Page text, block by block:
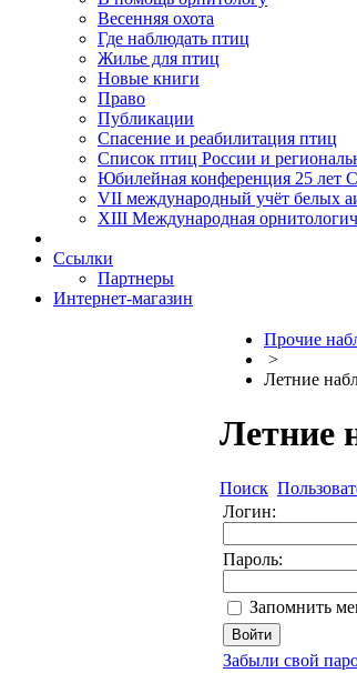
Весенняя охота
Где наблюдать птиц
Жилье для птиц
Новые книги
Право
Публикации
Спасение и реабилитация птиц
Список птиц России и
Юбилейная конференция 25 лет
VII международный учёт белых
XIII Международная
Ссылки
Партнеры
Интернет-магазин
Прочие
>
Летние
Летние
Поиск
Логин:
Пароль:
Запомнить
Забыли свой